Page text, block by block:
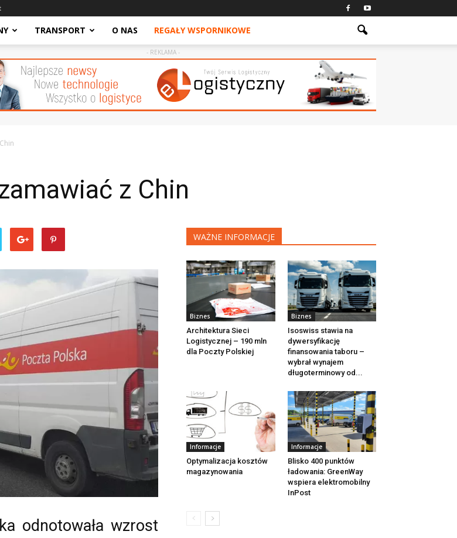
TRANSPORT O NAS REGAŁY WSPORNIKOWE
- REKLAMA -
z Chin
odnotowała wzrost
WAŻNE INFORMACJE
Biznes
Architektura Sieci
Logistycznej – 190 mln
dla Poczty Polskiej
Biznes
Isoswiss stawia na
dywersyfikację
finansowania taboru –
wybrał wynajem
długoterminowy od...
Informacje
Optymalizacja kosztów
magazynowania
Informacje
Blisko 400 punktów
ładowania: GreenWay
wspiera elektromobilny
InPost